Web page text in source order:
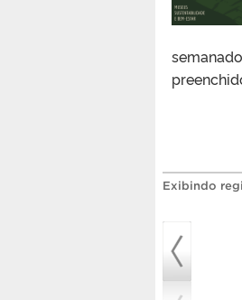
Exibindo